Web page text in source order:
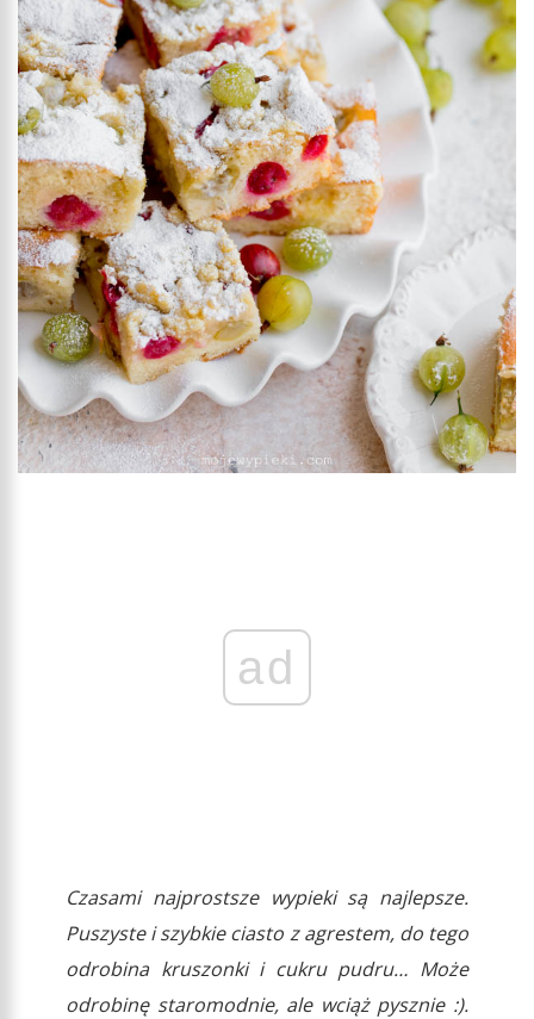
ad
Czasami najprostsze wypieki są najlepsze.
Puszyste i szybkie ciasto z agrestem, do tego
odrobina kruszonki i cukru pudru… Może
odrobinę staromodnie, ale wciąż pysznie :).